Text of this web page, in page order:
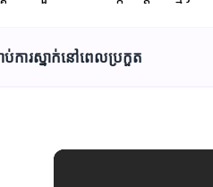
ប់ការស្នាក់នៅពេលប្រកួត